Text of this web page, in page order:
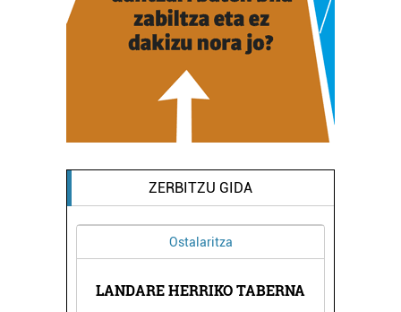
ZERBITZU GIDA
Ostalaritza
LANDARE HERRIKO TABERNA